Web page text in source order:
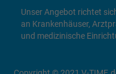
Unser Angebot richtet
an Krankenhäuser,
und medizinische